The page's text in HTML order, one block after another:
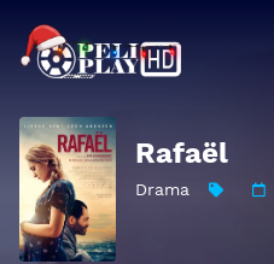
Rafaël
Drama